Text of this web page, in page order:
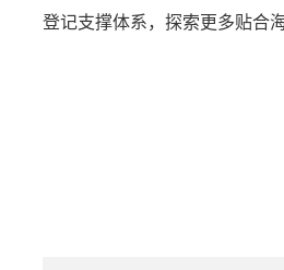
登记支撑体系，探索更多贴合